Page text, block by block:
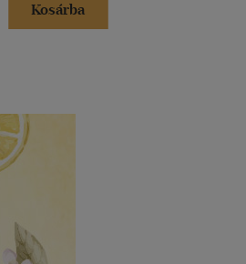
Kosárba